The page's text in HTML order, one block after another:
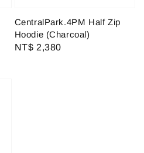
CentralPark.4PM Half Zip
Hoodie (Charcoal)
Regular
NT$ 2,380